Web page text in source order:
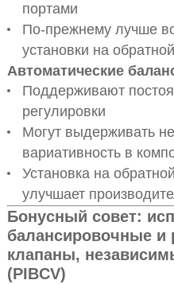
портами
По-прежнему лучше
установки на
Автоматические
Поддерживают
регулировки
Могут выдерживать
вариативность в
Установка на
улучшает
Бонусный совет:
балансировочные и
клапаны,
(PIBCV)